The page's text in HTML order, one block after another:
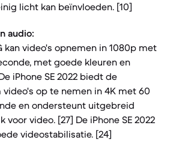
licht kan beïnvloeden. [10]
audio:
kan video's opnemen in 1080p met
met goede kleuren en
iPhone SE 2022 biedt de
op te nemen in 4K met 60
en ondersteunt uitgebreid
voor video. [27] De iPhone SE 2022
videostabilisatie. [24]